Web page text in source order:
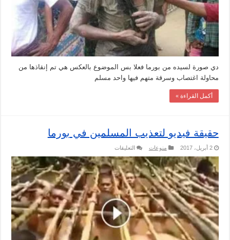
دي صورة لسيده من بورما فعلا بس الموضوع بالعكس هي تم إنقاذها من
محاولة اغتصاب وسرقة متهم فيها واحد مسلم
أكمل القراءة »
حقيقة فيديو لتعذيب المسلمين في بورما
2 أبريل، 2017 منوعات التعليقات
فيديو
لتعذيب
المسلمين
في
بورما
مغلقة